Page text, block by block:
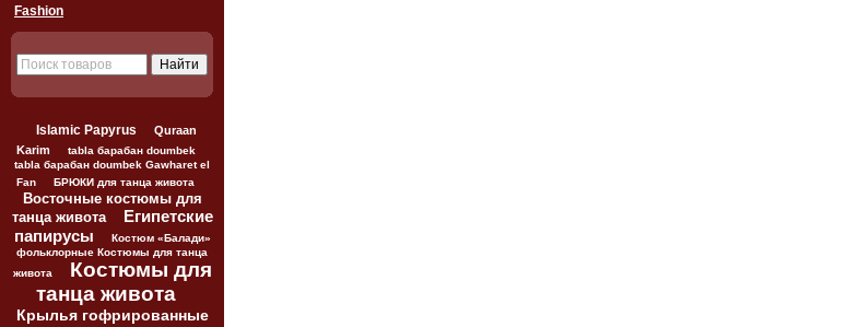
Fashion
Islamic Papyrus
Quraan
Karim
tabla барабан doumbek
tabla барабан doumbek Gawharet el
Fan
БРЮКИ для танца живота
Восточные костюмы для
танца живота
Египетские
папирусы
Костюм «Балади»
фольклорные Костюмы для танца
живота
Костюмы для
танца живота
Крылья гофрированные